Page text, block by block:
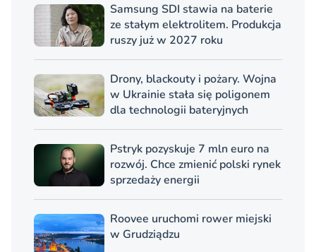
Samsung SDI stawia na baterie
ze stałym elektrolitem. Produkcja
ruszy już w 2027 roku
Drony, blackouty i pożary. Wojna
w Ukrainie stała się poligonem
dla technologii bateryjnych
Pstryk pozyskuje 7 mln euro na
rozwój. Chce zmienić polski rynek
sprzedaży energii
Roovee uruchomi rower miejski
w Grudziądzu